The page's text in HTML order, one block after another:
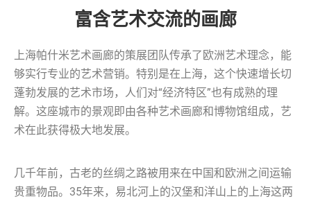
富含艺术交流的画廊
上海帕什米艺术画廊的策展团队传承了欧洲艺术理念，能
够实行专业的艺术营销。特别是在上海，这个快速增长切
蓬勃发展的艺术市场，人们对“经济特区”也有成熟的理
解。这座城市的景观即由各种艺术画廊和博物馆组成，艺
术在此获得极大地发展。
几千年前，古老的丝绸之路被用来在中国和欧洲之间运输
贵重物品。35年来，易北河上的汉堡和洋山上的上海这两